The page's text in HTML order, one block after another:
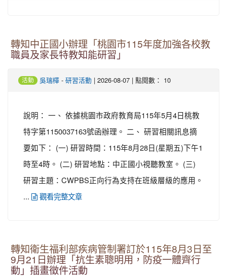
轉知中正國小辦理「桃園市115年度加強各校教
職員及家長特教知能研習」
活動 吳瑞樺 - 研習活動 | 2026-08-07 | 點閱數： 10
說明： 一、 依據桃園市政府教育局115年5月4日桃教
特字第1150037163號函辦理。 二、 研習相關訊息摘
要如下： (一) 研習時間：115年8月28日(星期五)下午1
時至4時。 (二) 研習地點：中正國小視聽教室。 (三)
研習主題：CWPBS正向行為支持在班級層級的應用。
...
觀看完整文章
轉知衛生福利部疾病管制署訂於115年8月3日至
9月21日辦理「抗生素聰明用，防疫一體齊行
動」插畫徵件活動